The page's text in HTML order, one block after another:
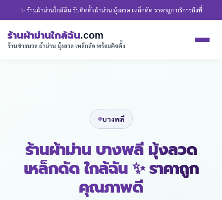
✨ ร้านผ้าม่านใกล้ฉัน รับติดตั้งผ้าม่าน มุ้งลวด เหล็กดัด ราคาถูก บริการถึงที่
ร้านผ้าม่านใกล้ฉัน.com
ร้านช่างนวล ผ้าม่าน มุ้งลวด เหล็กดัด พร้อมติดตั้ง
บางพลี
ร้านผ้าม่าน บางพลี มุ้งลวด
เหล็กดัด ใกล้ฉัน ✨ ราคาถูก
คุณภาพดี